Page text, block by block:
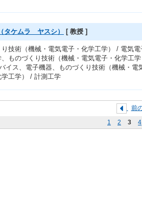
ケムラ ヤスシ） [ 教授 ]
り技術（機械・電気電子・化学工学） / 電気電
ものづくり技術（機械・電気電子・化学工
イス、電子機器、ものづくり技術（機械・電
学工学） / 計測工学
前
1
2 3 4